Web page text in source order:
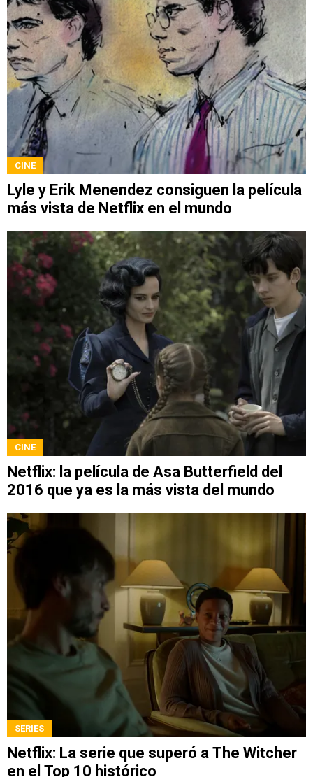
CINE
Lyle y Erik Menendez consiguen la película
más vista de Netflix en el mundo
CINE
Netflix: la película de Asa Butterfield del
2016 que ya es la más vista del mundo
SERIES
Netflix: La serie que superó a The Witcher
en el Top 10 histórico